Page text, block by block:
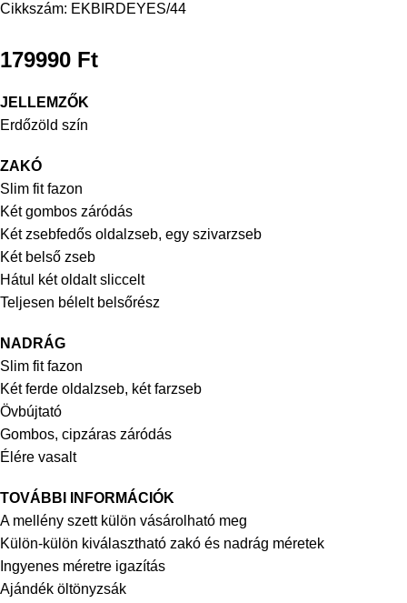
Cikkszám: EKBIRDEYES/44
179990 Ft
JELLEMZŐK
Erdőzöld szín
ZAKÓ
Slim fit fazon
Két gombos záródás
Két zsebfedős oldalzseb, egy szivarzseb
Két belső zseb
Hátul két oldalt sliccelt
Teljesen bélelt belsőrész
NADRÁG
Slim fit fazon
Két ferde oldalzseb, két farzseb
Övbújtató
Gombos, cipzáras záródás
Élére vasalt
TOVÁBBI INFORMÁCIÓK
A mellény szett külön vásárolható meg
Külön-külön kiválasztható zakó és nadrág méretek
Ingyenes méretre igazítás
Ajándék öltönyzsák